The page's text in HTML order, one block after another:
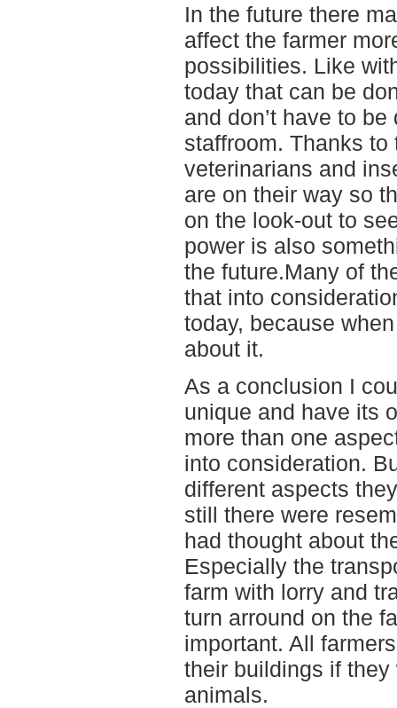
In the future there
affect the farmer
possibilities. Like
today that can be
and don’t have to
staffroom. Thanks
veterinarians and
are on their way so
on the look-out to
power is also
the future.Many of
that into
today, because
about it.
As a conclusion I
unique and have its
more than one
into consideration.
different aspects
still there were
had thought about
Especially the
farm with lorry and
turn arround on the
important. All
their buildings if
animals.